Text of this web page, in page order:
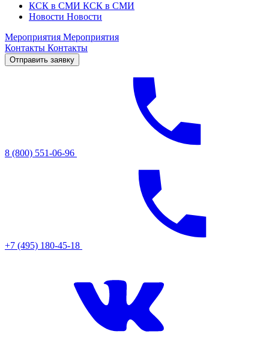
КСК в СМИ КСК в СМИ
Новости Новости
Мероприятия Мероприятия
Контакты Контакты
Отправить заявку
8 (800) 551-06-96
+7 (495) 180-45-18